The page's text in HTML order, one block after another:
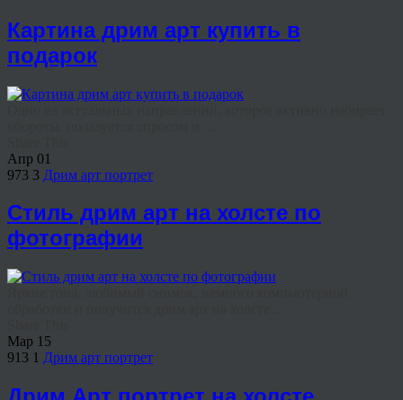
Картина дрим арт купить в
подарок
Апр 01
973 3 Дрим арт портрет
Стиль дрим арт на холсте по
фотографии
Мар 15
913 1 Дрим арт портрет